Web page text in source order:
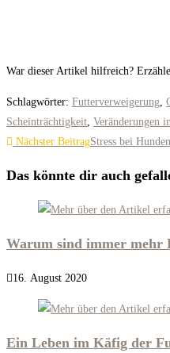
War dieser Artikel hilfreich?
Schlagwörter: Futterverweigerung
Scheinträchtigkeit Veränderungen
Weitere
Nächster BeitragStress bei
Das könnte dir auch
Warum sind immer mehr
16. August 2020
Ein Leben im Käfig der